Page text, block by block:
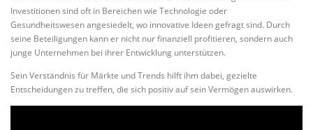
Investitionen sind oft in Bereichen wie Technologie oder
Gesundheitswesen angesiedelt, wo innovative Ideen gefragt sind. Durch
seine Beteiligungen kann er nicht nur finanziell profitieren, sondern auch
junge Unternehmen bei ihrer Entwicklung unterstützen.
Sein Verständnis für Märkte und Trends hilft ihm dabei, gezielte
Entscheidungen zu treffen, die sich positiv auf sein Vermögen auswirken.